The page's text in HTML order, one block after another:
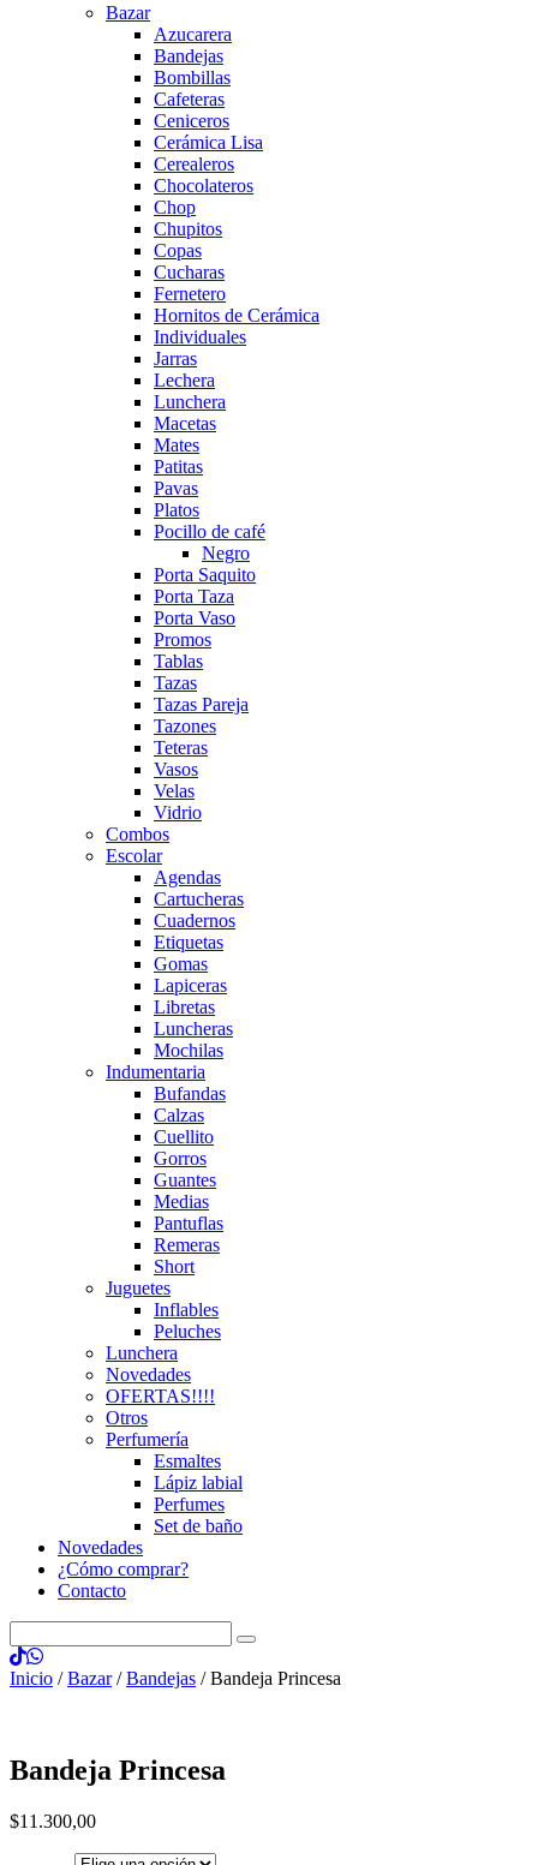
Bazar
Azucarera
Bandejas
Bombillas
Cafeteras
Ceniceros
Cerámica Lisa
Cerealeros
Chocolateros
Chop
Chupitos
Copas
Cucharas
Fernetero
Hornitos de Cerámica
Individuales
Jarras
Lechera
Lunchera
Macetas
Mates
Patitas
Pavas
Platos
Pocillo de café
Negro
Porta Saquito
Porta Taza
Porta Vaso
Promos
Tablas
Tazas
Tazas Pareja
Tazones
Teteras
Vasos
Velas
Vidrio
Combos
Escolar
Agendas
Cartucheras
Cuadernos
Etiquetas
Gomas
Lapiceras
Libretas
Luncheras
Mochilas
Indumentaria
Bufandas
Calzas
Cuellito
Gorros
Guantes
Medias
Pantuflas
Remeras
Short
Juguetes
Inflables
Peluches
Lunchera
Novedades
OFERTAS!!!!
Otros
Perfumería
Esmaltes
Lápiz labial
Perfumes
Set de baño
Novedades
¿Cómo comprar?
Contacto
Inicio /Bazar/Bandejas / Bandeja Princesa
Bandeja Princesa
$11.300,00